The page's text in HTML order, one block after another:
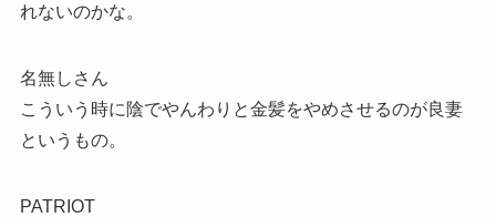
れないのかな。
名無しさん
こういう時に陰でやんわりと金髪をやめさせるのが良妻
というもの。
PATRIOT